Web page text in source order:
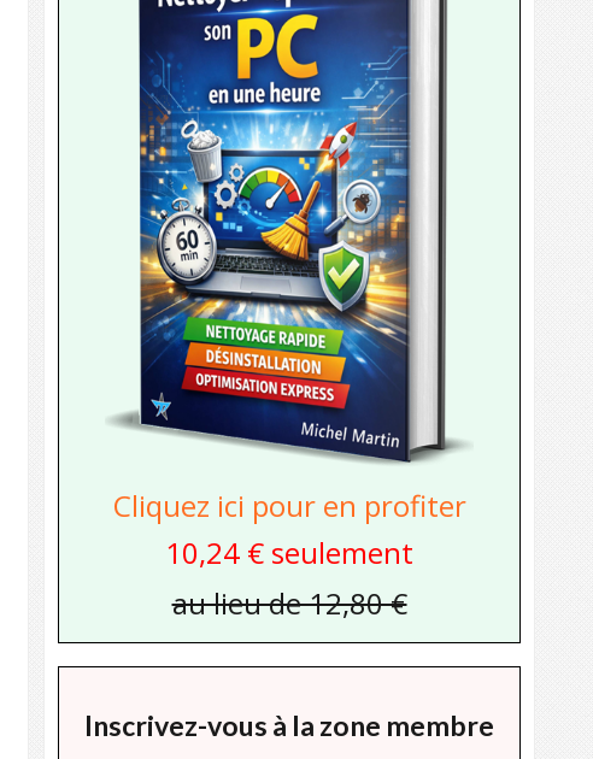
Cliquez ici pour en profiter
10,24 € seulement
au lieu de 12,80 €
Inscrivez-vous à la zone membre